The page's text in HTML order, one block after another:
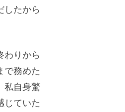
たから
わりから
で務めた
私自身驚
じていた